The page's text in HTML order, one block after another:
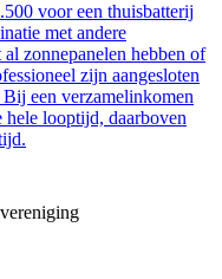
voor een thuisbatterij
met andere
al zonnepanelen hebben of
zijn aangesloten
een verzamelinkomen
hele looptijd, daarboven